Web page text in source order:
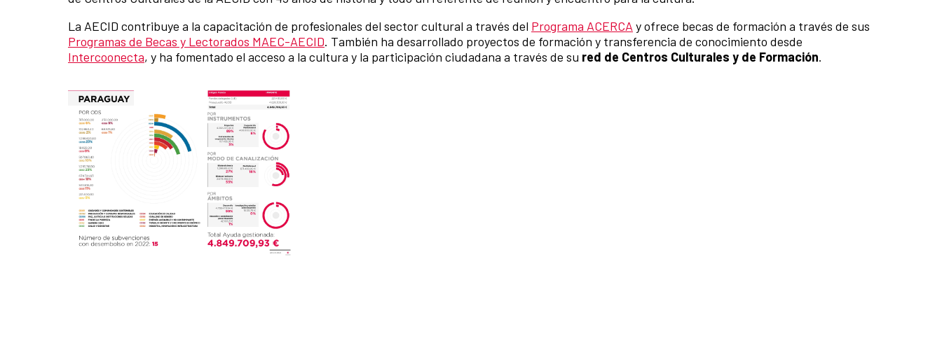
La AECID contribuye a la capacitación de profesionales del sector cultural a través del Programa ACERCA y ofrece becas de formación a través de sus
Programas de Becas y Lectorados MAEC-AECID. También ha desarrollado proyectos de formación y transferencia de conocimiento desde
Intercoonecta, y ha fomentado el acceso a la cultura y la participación ciudadana a través de su red de Centros Culturales y de Formación.